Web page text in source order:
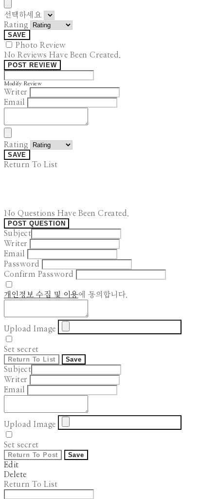
선택하세요
Rating
SAVE
Photo Review
No Reviews Have Been Created.
POST REVIEW
Modify Review
Writer
Email
Rating
SAVE
Return To List
No Questions Have Been Created.
POST QUESTION
Subject
Writer
Email
Password
Confirm Password
개인정보 수집 및 이용에 동의합니다.
Upload Image
Set secret
Return To List Save
Subject
Writer
Email
Upload Image
Set secret
Return To Post Save
Edit
Delete
Return To List